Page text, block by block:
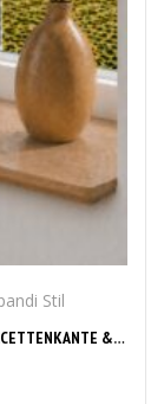
Stil
JAPANDI FENSTERBANK 24 MM AUS NEUEICHE – FACETTENKANTE & RUNDE ECKEN NACH MASS